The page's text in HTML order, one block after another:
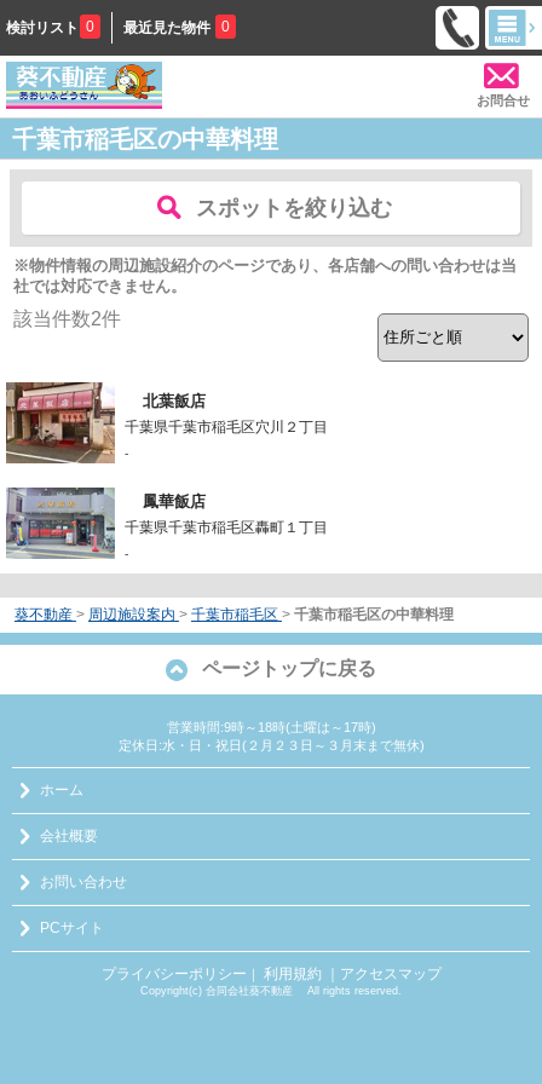
検討リスト 0 最近見た物件 0
お問合せ
千葉市稲毛区の中華料理
スポットを絞り込む
※物件情報の周辺施設紹介のページであり、各店舗への問い合わせは当
社では対応できません。
該当件数2件
北葉飯店
千葉県千葉市稲毛区穴川２丁目
-
鳳華飯店
千葉県千葉市稲毛区轟町１丁目
-
葵不動産 > 周辺施設案内 > 千葉市稲毛区 > 千葉市稲毛区の中華料理
ページトップに戻る
営業時間:9時～18時(土曜は～17時)
定休日:水・日・祝日(２月２３日～３月末まで無休)
ホーム
会社概要
お問い合わせ
PCサイト
プライバシーポリシー ｜ 利用規約 ｜アクセスマップ
Copyright(c) 合同会社葵不動産 All rights reserved.